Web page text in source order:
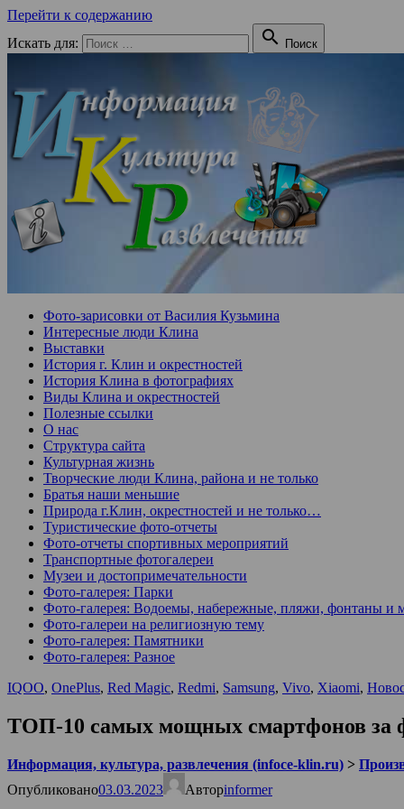
Перейти к содержанию
Искать для:
 Поиск
Фото-зарисовки от Василия Кузьмина
Интересные люди Клина
Выставки
История г. Клин и окрестностей
История Клина в фотографиях
Виды Клина и окрестностей
Полезные ссылки
О нас
Структура сайта
Культурная жизнь
Творческие люди Клина, района и не только
Братья наши меньшие
Природа г.Клин, окрестностей и не только…
Туристические фото-отчеты
Фото-отчеты спортивных мероприятий
Транспортные фотогалереи
Музеи и достопримечательности
Фото-галерея: Парки
Фото-галерея: Водоемы, набережные, пляжи, фонтаны и
Фото-галереи на религиозную тему
Фото-галерея: Памятники
Фото-галерея: Разное
IQOO, OnePlus, Red Magic, Redmi, Samsung, Vivo, Xiaomi,
ТОП-10 самых мощных смартфонов за
Информация, культура, развлечения (infoce-klin.ru) >
Опубликовано03.03.2023 Авторinformer